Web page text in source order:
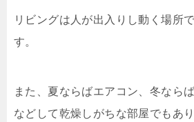
リビングは人が出入りし動く場所
す。
また、夏ならばエアコン、冬なら
などして乾燥しがちな部屋でもあり